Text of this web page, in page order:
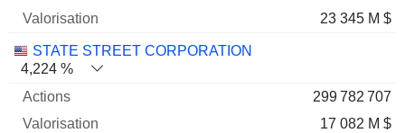
23 345 M $
STATE STREET CORPORATION
4,224 %
299 782 707
17 082 M $